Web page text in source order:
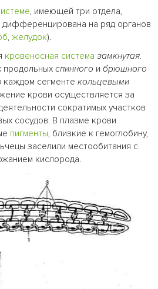
, имеющей три отдела,
на ряд органов
, желудок).
кровеносная система замкнутая.
продольных спинного и брюшного
каждом сегменте кольцевыми
крови осуществляется за
сократимых участков
сосудов. В плазме крови
пигменты, близкие к гемоглобину,
заселили местообитания с
кислорода.